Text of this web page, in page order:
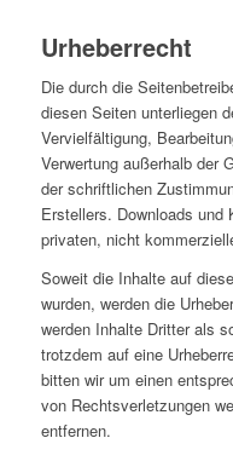
Urheberrecht
Die durch die
diesen Seiten unterliegen
Vervielfältigung,
Verwertung außerhalb der
der schriftlichen
Erstellers. Downloads und
privaten, nicht
Soweit die Inhalte auf
wurden, werden die
werden Inhalte Dritter als
trotzdem auf eine
bitten wir um einen
von Rechtsverletzungen
entfernen.